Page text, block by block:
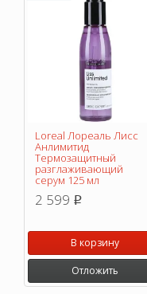
Loreal Лореаль Лисс
Анлимитид
Термозащитный
разглаживающий
серум 125 мл
2 599 p
В корзину
Отложить